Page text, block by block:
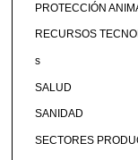
PROTECCIÓN
RECURSOS
s
SALUD
SANIDAD
SECTORES